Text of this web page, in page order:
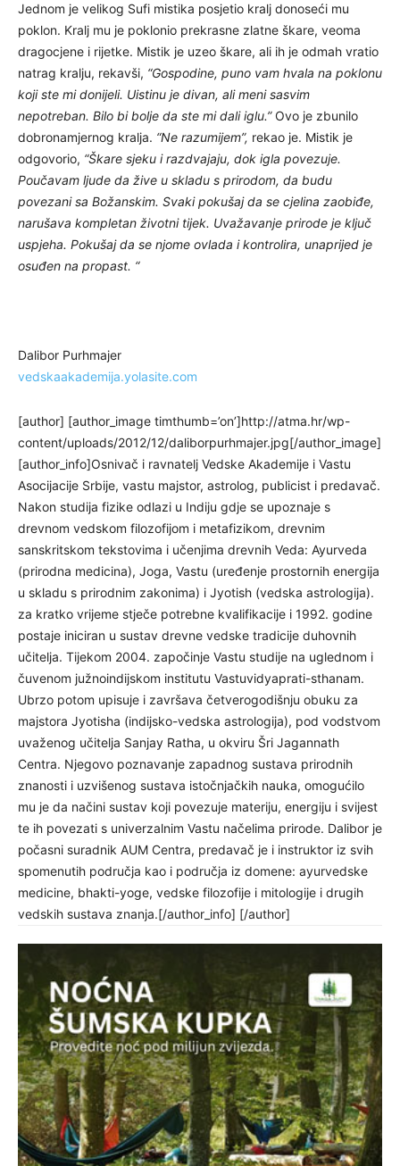
Jednom je velikog Sufi mistika posjetio kralj donoseći mu
poklon. Kralj mu je poklonio prekrasne zlatne škare, veoma
dragocjene i rijetke. Mistik je uzeo škare, ali ih je odmah vratio
natrag kralju, rekavši, “Gospodine, puno vam hvala na poklonu
koji ste mi donijeli. Uistinu je divan, ali meni sasvim
nepotreban. Bilo bi bolje da ste mi dali iglu.”Ovo je zbunilo
dobronamjernog kralja. “Ne razumijem”, rekao je. Mistik je
odgovorio, “Škare sjeku i razdvajaju, dok igla povezuje.
Poučavam ljude da žive u skladu s prirodom, da budu
povezani sa Božanskim. Svaki pokušaj da se cjelina zaobiđe,
narušava kompletan životni tijek. Uvažavanje prirode je ključ
uspjeha. Pokušaj da se njome ovlada i kontrolira, unaprijed je
osuđen na propast. “
Dalibor Purhmajer
vedskaakademija.yolasite.com
[author] [author_image timthumb=’on’]http://atma.hr/wp-
content/uploads/2012/12/daliborpurhmajer.jpg[/author_image]
[author_info]Osnivač i ravnatelj Vedske Akademije i Vastu
Asocijacije Srbije, vastu majstor, astrolog, publicist i predavač.
Nakon studija fizike odlazi u Indiju gdje se upoznaje s
drevnom vedskom filozofijom i metafizikom, drevnim
sanskritskom tekstovima i učenjima drevnih Veda: Ayurveda
(prirodna medicina), Joga, Vastu (uređenje prostornih energija
u skladu s prirodnim zakonima) i Jyotish (vedska astrologija).
za kratko vrijeme stječe potrebne kvalifikacije i 1992. godine
postaje iniciran u sustav drevne vedske tradicije duhovnih
učitelja. Tijekom 2004. započinje Vastu studije na uglednom i
čuvenom južnoindijskom institutu Vastuvidyaprati-sthanam.
Ubrzo potom upisuje i završava četverogodišnju obuku za
majstora Jyotisha (indijsko-vedska astrologija), pod vodstvom
uvaženog učitelja Sanjay Ratha, u okviru Šri Jagannath
Centra. Njegovo poznavanje zapadnog sustava prirodnih
znanosti i uzvišenog sustava istočnjačkih nauka, omogućilo
mu je da načini sustav koji povezuje materiju, energiju i svijest
te ih povezati s univerzalnim Vastu načelima prirode. Dalibor je
počasni suradnik AUM Centra, predavač je i instruktor iz svih
spomenutih područja kao i područja iz domene: ayurvedske
medicine, bhakti-yoge, vedske filozofije i mitologije i drugih
vedskih sustava znanja.[/author_info] [/author]